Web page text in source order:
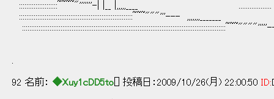
:::::::::::::::::::::~~~~"'''''''-| |__ |,,,,,____ ..................〈
::::::::::::::::::::::::::::::::::::::::::::::::::::::::::::::~~~"""'''---
92 名前： ◆Xuy1cDD5to [] 投稿日：2009/10/26(月) 22:00:50 ID: